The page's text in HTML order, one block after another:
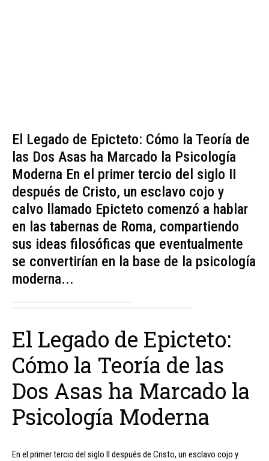
El Legado de Epicteto: Cómo la Teoría de
las Dos Asas ha Marcado la Psicología
Moderna En el primer tercio del siglo II
después de Cristo, un esclavo cojo y
calvo llamado Epicteto comenzó a hablar
en las tabernas de Roma, compartiendo
sus ideas filosóficas que eventualmente
se convertirían en la base de la psicología
moderna...
El Legado de Epicteto:
Cómo la Teoría de las
Dos Asas ha Marcado la
Psicología Moderna
En el primer tercio del siglo II después de Cristo, un esclavo cojo y